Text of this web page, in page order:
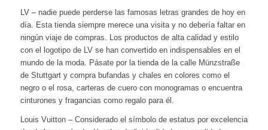
LV – nadie puede perderse las famosas letras grandes de hoy en
día. Esta tienda siempre merece una visita y no debería faltar en
ningún viaje de compras. Los productos de alta calidad y estilo
con el logotipo de LV se han convertido en indispensables en el
mundo de la moda. Pásate por la tienda de la calle Münzstraße
de Stuttgart y compra bufandas y chales en colores como el
negro o el rosa, carteras de cuero con monogramas o encuentra
cinturones y fragancias como regalo para él.
Louis Vuitton – Considerado el símbolo de estatus por excelencia